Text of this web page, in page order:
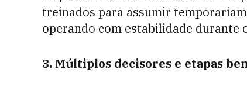
treinados para assumir
operando com estabilidade durante
3. Múltiplos decisores e etapas